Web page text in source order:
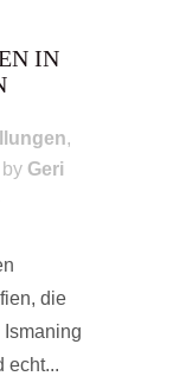
IN
,
by Geri
die
echt...